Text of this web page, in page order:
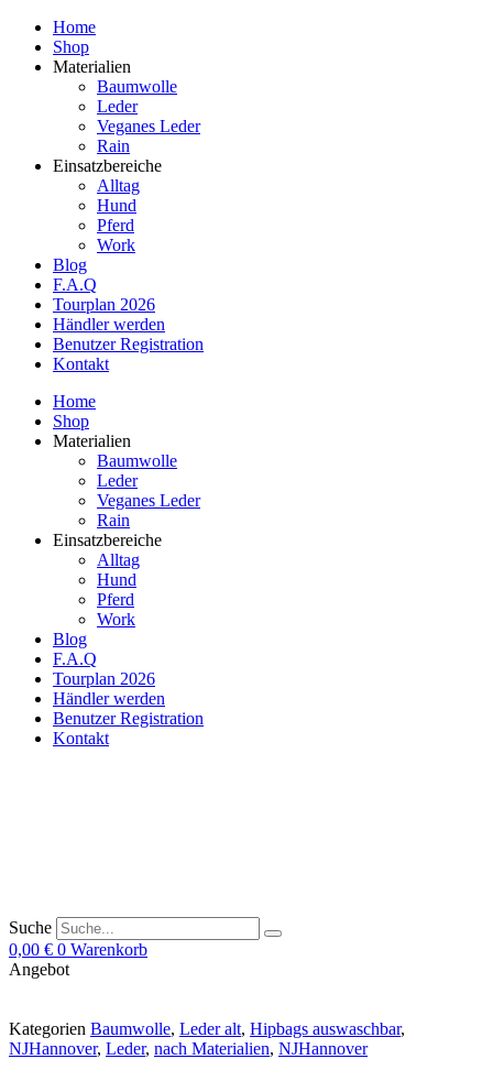
Home
Shop
Materialien
Baumwolle
Leder
Veganes Leder
Rain
Einsatzbereiche
Alltag
Hund
Pferd
Work
Blog
F.A.Q
Tourplan 2026
Händler werden
Benutzer Registration
Kontakt
Home
Shop
Materialien
Baumwolle
Leder
Veganes Leder
Rain
Einsatzbereiche
Alltag
Hund
Pferd
Work
Blog
F.A.Q
Tourplan 2026
Händler werden
Benutzer Registration
Kontakt
Suche
0,00 € 0 Warenkorb
Angebot
Kategorien Baumwolle, Leder alt, Hipbags auswaschbar,
NJHannover, Leder, nach Materialien, NJHannover